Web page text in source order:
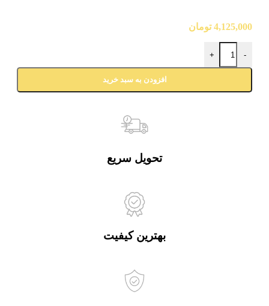
4,125,000 تومان
-
+
افزودن به سبد خرید
تحویل سریع
بهترین کیفیت